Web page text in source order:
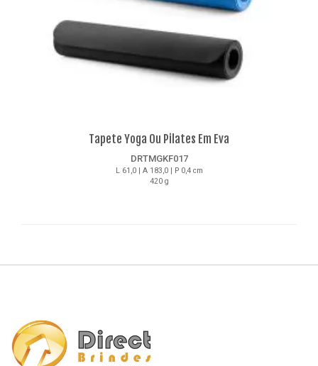
Tapete Yoga Ou Pilates Em Eva
DRTMGKF017
L 61,0 | A 183,0 | P 0,4 cm
420 g